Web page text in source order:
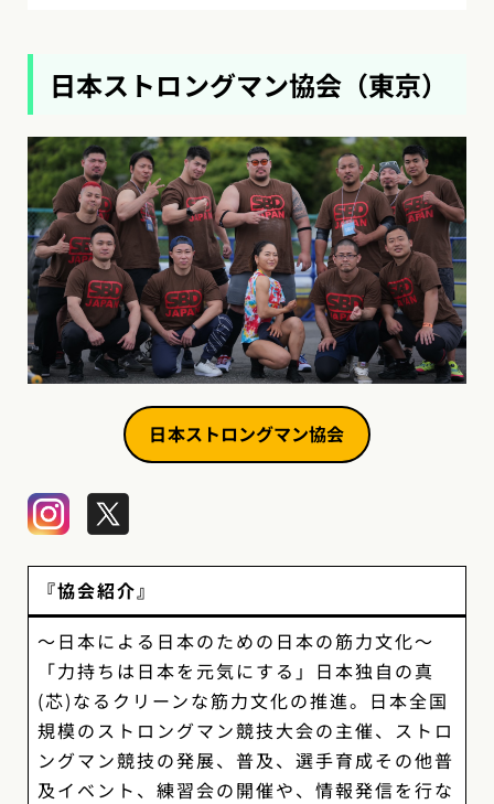
日本ストロングマン協会（東京）
日本ストロングマン協会
『協会紹介』
〜日本による日本のための日本の筋力文化〜
「力持ちは日本を元気にする」日本独自の真
(芯)なるクリーンな筋力文化の推進。日本全国
規模のストロングマン競技大会の主催、ストロ
ングマン競技の発展、普及、選手育成その他普
及イベント、練習会の開催や、情報発信を行な